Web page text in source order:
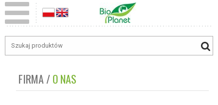
FIRMA O NAS